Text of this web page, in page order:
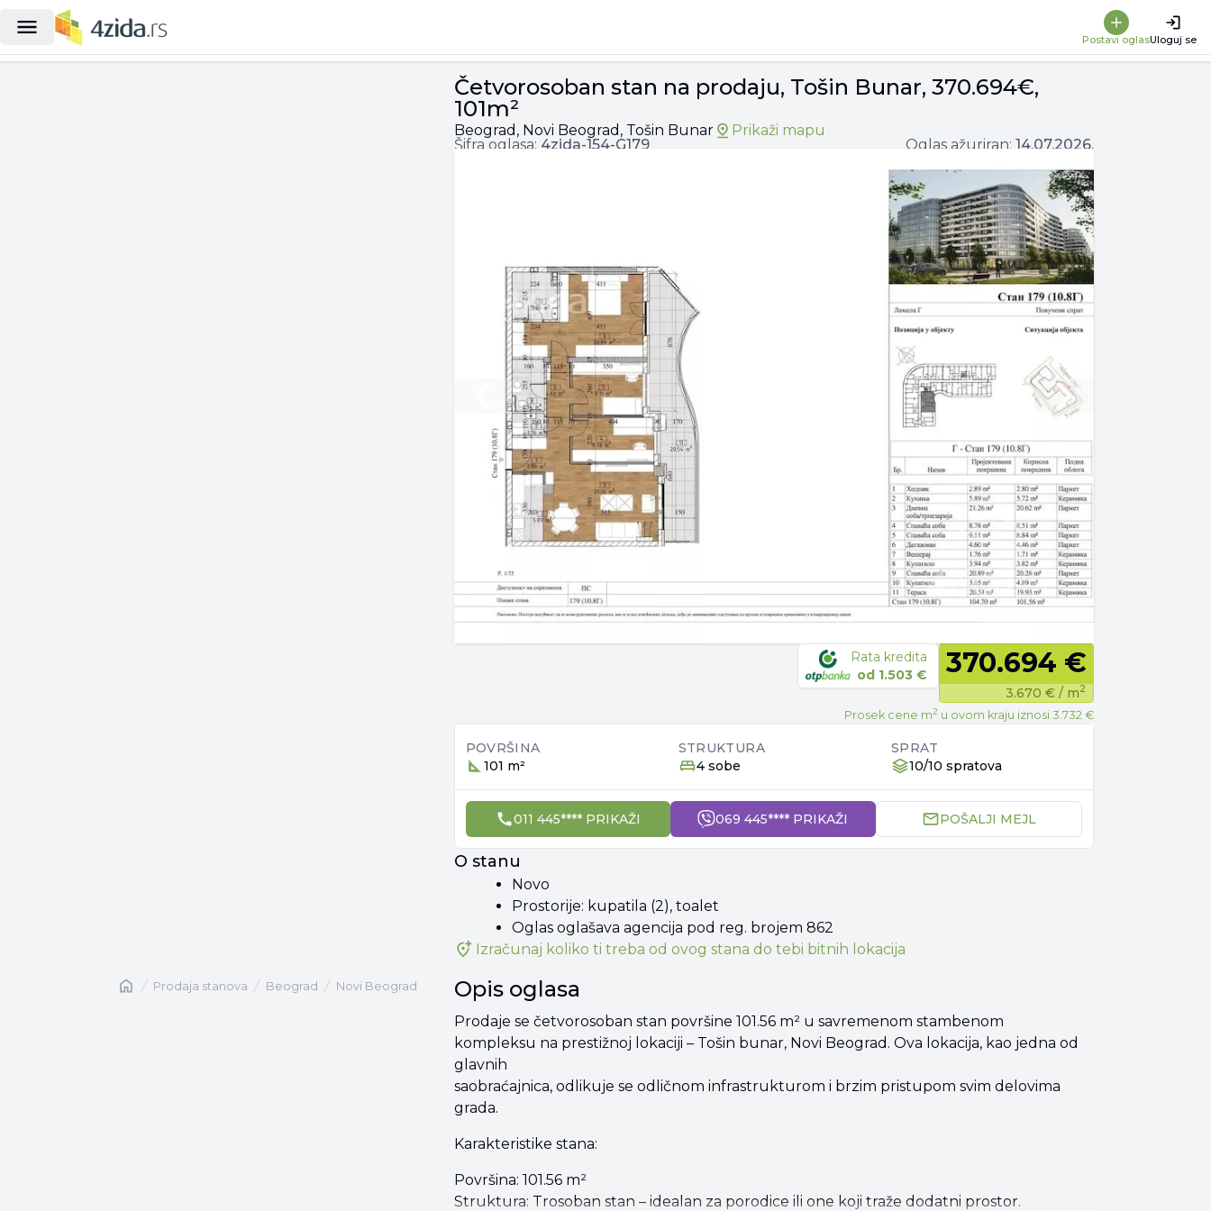
Postavi oglasUloguj se
| Četvorosoban stan na prodaju, Tošin Bunar, 370.694€, 101m²
Naslovnaprodaja stanova Beograd Novi Beograd
Četvorosoban stan na prodaju, Tošin Bunar, 370.694€,
101m²
Beograd, Novi Beograd, Tošin Bunar
Prikaži mapu
Šifra oglasa: 4zida-154-G179 Oglas ažuriran: 14.07.2026.
Previous slide Next slide
Rata kredita
od 1.503 € 370.694 €
3.670 € / m2
Prosek cene m2 u ovom kraju iznosi 3.732 €
POVRŠINA
101 m²
STRUKTURA
4 sobe
SPRAT
10/10 spratova
011 445**** PRIKAŽI 069 445**** PRIKAŽI POŠALJI MEJL
O stanu
Novo
Prostorije: kupatila (2), toalet
Oglas oglašava agencija pod reg. brojem 862
Izračunaj koliko ti treba od ovog stana do tebi bitnih lokacija
Opis oglasa
Prodaje se četvorosoban stan površine 101.56 m² u savremenom stambenom
kompleksu na prestižnoj lokaciji – Tošin bunar, Novi Beograd. Ova lokacija, kao jedna od
glavnih
saobraćajnica, odlikuje se odličnom infrastrukturom i brzim pristupom svim delovima
grada.
Karakteristike stana:
Površina: 101.56 m²
Struktura: Trosoban stan – idealan za porodice ili one koji traže dodatni prostor.